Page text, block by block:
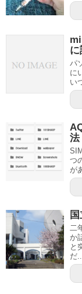
パ
に
い
法
つ
が
二
か
と
だ